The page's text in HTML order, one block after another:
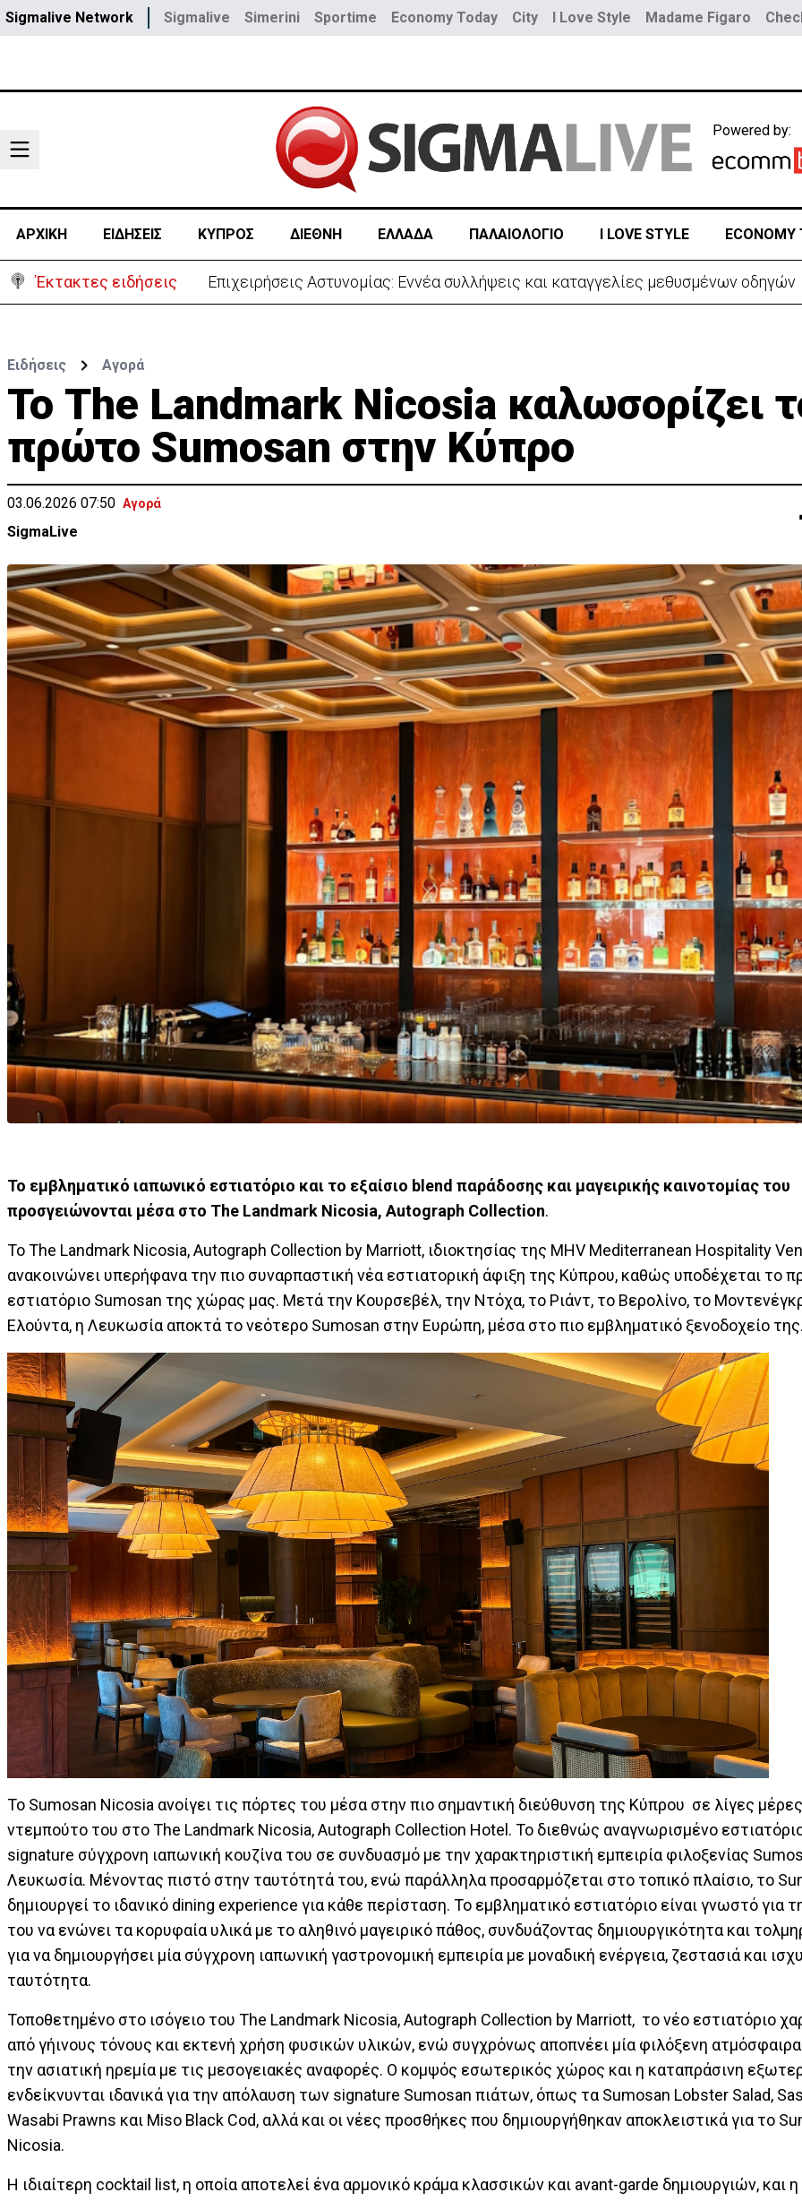
Sigmalive Network Sigmalive Simerini Sportime Economy Today City I Love Style Madame Figaro
Powered by:
ΑΡΧΙΚΗ ΕΙΔΗΣΕΙΣ ΚΥΠΡΟΣ ΔΙΕΘΝΗ ΕΛΛΑΔΑ ΠΑΛΑΙΟΛΟΓΙΟ I LOVE STYLE ECONOMY
Έκτακτες ειδήσεις Στα 275 δισ. το κόστος των νέων αμερικανικών θωρηκτών κλάσης «Τραμπ»
Ειδήσεις Αγορά
Το The Landmark Nicosia καλωσορίζει
πρώτο Sumosan στην Κύπρο
03.06.2026 07:50 Αγορά
SigmaLive
Το εμβληματικό ιαπωνικό εστιατόριο και το εξαίσιο blend παράδοσης και μαγειρικής καινοτομίας του
προσγειώνονται μέσα στο The Landmark Nicosia, Autograph Collection.
Το The Landmark Nicosia, Autograph Collection by Marriott, ιδιοκτησίας της MHV Mediterranean Hospitality
ανακοινώνει υπερήφανα την πιο συναρπαστική νέα εστιατορική άφιξη της Κύπρου, καθώς υποδέχεται το
εστιατόριο Sumosan της χώρας μας. Μετά την Κουρσεβέλ, την Ντόχα, το Ριάντ, το Βερολίνο, το
Ελούντα, η Λευκωσία αποκτά το νεότερο Sumosan στην Ευρώπη, μέσα στο πιο εμβληματικό ξενοδοχείο της.
Το Sumosan Nicosia ανοίγει τις πόρτες του μέσα στην πιο σημαντική διεύθυνση της Κύπρου σε λίγες
ντεμπούτο του στο The Landmark Nicosia, Autograph Collection Hotel. Το διεθνώς αναγνωρισμένο
signature σύγχρονη ιαπωνική κουζίνα του σε συνδυασμό με την χαρακτηριστική εμπειρία φιλοξενίας
Λευκωσία. Μένοντας πιστό στην ταυτότητά του, ενώ παράλληλα προσαρμόζεται στο τοπικό πλαίσιο, το
δημιουργεί το ιδανικό dining experience για κάθε περίσταση. Το εμβληματικό εστιατόριο είναι γνωστό για
του να ενώνει τα κορυφαία υλικά με το αληθινό μαγειρικό πάθος, συνδυάζοντας δημιουργικότητα και
για να δημιουργήσει μία σύγχρονη ιαπωνική γαστρονομική εμπειρία με μοναδική ενέργεια, ζεστασιά και
ταυτότητα.
Τοποθετημένο στο ισόγειο του The Landmark Nicosia, Autograph Collection by Marriott, το νέο εστιατόριο
από γήινους τόνους και εκτενή χρήση φυσικών υλικών, ενώ συγχρόνως αποπνέει μία φιλόξενη
την ασιατική ηρεμία με τις μεσογειακές αναφορές. Ο κομψός εσωτερικός χώρος και η καταπράσινη
ενδείκνυνται ιδανικά για την απόλαυση των signature Sumosan πιάτων, όπως τα Sumosan Lobster Salad,
Wasabi Prawns και Miso Black Cod, αλλά και οι νέες προσθήκες που δημιουργήθηκαν αποκλειστικά για το
Nicosia.
Η ιδιαίτερη cocktail list, η οποία αποτελεί ένα αρμονικό κράμα κλασσικών και avant-garde δημιουργιών, και